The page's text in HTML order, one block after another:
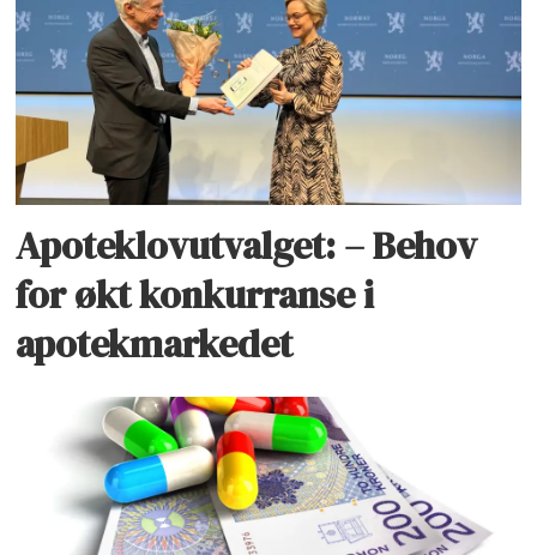
Apoteklovutvalget: – Behov
for økt konkurranse i
apotekmarkedet